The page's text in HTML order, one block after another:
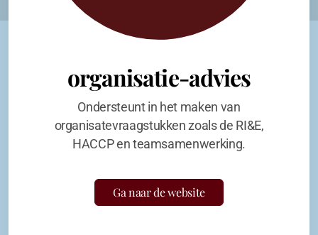
organisatie-advies
Ondersteunt in het maken van
organisatevraagstukken zoals de RI&E,
HACCP en teamsamenwerking.
Ga naar de website